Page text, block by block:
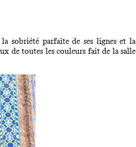
sobriété parfaite de ses lignes et la
de toutes les couleurs fait de la salle